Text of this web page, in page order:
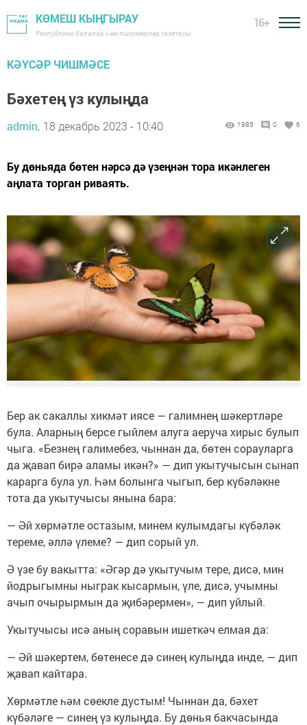
КӨМЕШ КЫҢГЫРАУ
Республика балалар һәм яшүсмерләр газетасы
16+
КӘҮСӘР ЧИШМӘСЕ
Бәхетең үз кулыңда
admin, 18 декабрь 2023 - 10:40 1985 0 6
Бу дөньяда бөтен нәрсә дә үзеңнән тора икәнлеген
аңлата торган риваять.
Бер ак сакаллы хикмәт иясе — галимнең шәкертләре
була. Аларның берсе гыйлем алуга аеруча хирыс булып
чыга. «Безнең галимебез, чыннан да, бөтен сорауларга
да җавап бирә аламы икән?» — дип укытучысын сынап
карарга була ул. Һәм болынга чыгып, бер күбәләкне
тота да укытучысы янына бара:
— Әй хөрмәтле остазым, минем кулымдагы күбәләк
тереме, әллә үлеме? — дип сорый ул.
Ә үзе бу вакытта: «Әгәр дә укытучым тере, дисә, мин
йодрыгымны ныграк кысармын, үле, дисә, учымны
ачып очырырмын да җибәрермен», — дип уйлый.
Укытучысы исә аның соравын ишеткәч елмая да:
— Әй шәкертем, бөтенесе дә синең кулыңда инде, — дип
җавап кайтара.
Хөрмәтле һәм сөекле дустым! Чыннан да, бәхет
күбәләге — синең үз кулыңда. Бу дөнья бакчасында